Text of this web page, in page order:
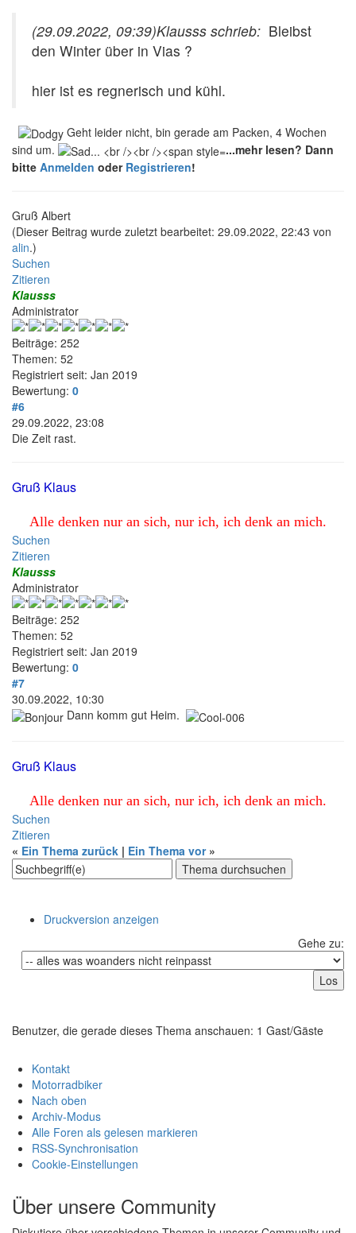
(29.09.2022, 09:39)Klausss schrieb: Bleibst
den Winter über in Vias ?
hier ist es regnerisch und kühl.
Geht leider nicht, bin gerade am Packen, 4 Wochen
sind um.
...mehr lesen? Dann
bitte Anmelden oder Registrieren!
Gruß Albert
(Dieser Beitrag wurde zuletzt bearbeitet: 29.09.2022, 22:43 von
alin.)
Suchen
Zitieren
Klausss
Administrator
Beiträge: 252
Themen: 52
Registriert seit: Jan 2019
Bewertung: 0
#6
29.09.2022, 23:08
Die Zeit rast.
Gruß Klaus
Alle denken nur an sich, nur ich, ich denk an mich.
Suchen
Zitieren
Klausss
Administrator
Beiträge: 252
Themen: 52
Registriert seit: Jan 2019
Bewertung: 0
#7
30.09.2022, 10:30
Dann komm gut Heim.
Gruß Klaus
Alle denken nur an sich, nur ich, ich denk an mich.
Suchen
Zitieren
« Ein Thema zurück | Ein Thema vor»
Druckversion anzeigen
Gehe zu:
Benutzer, die gerade dieses Thema anschauen: 1 Gast/Gäste
Kontakt
Motorradbiker
Nach oben
Archiv-Modus
Alle Foren als gelesen markieren
RSS-Synchronisation
Cookie-Einstellungen
Über unsere Community